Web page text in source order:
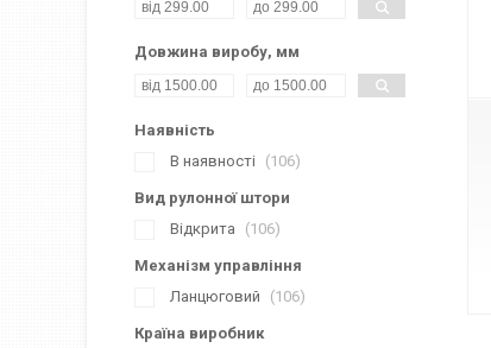
С-304
Довжина виробу, мм
Наявність
В наявності
106
Вид рулонної штори
Відкрита
106
Механізм управління
Ланцюговий
106
Країна виробник